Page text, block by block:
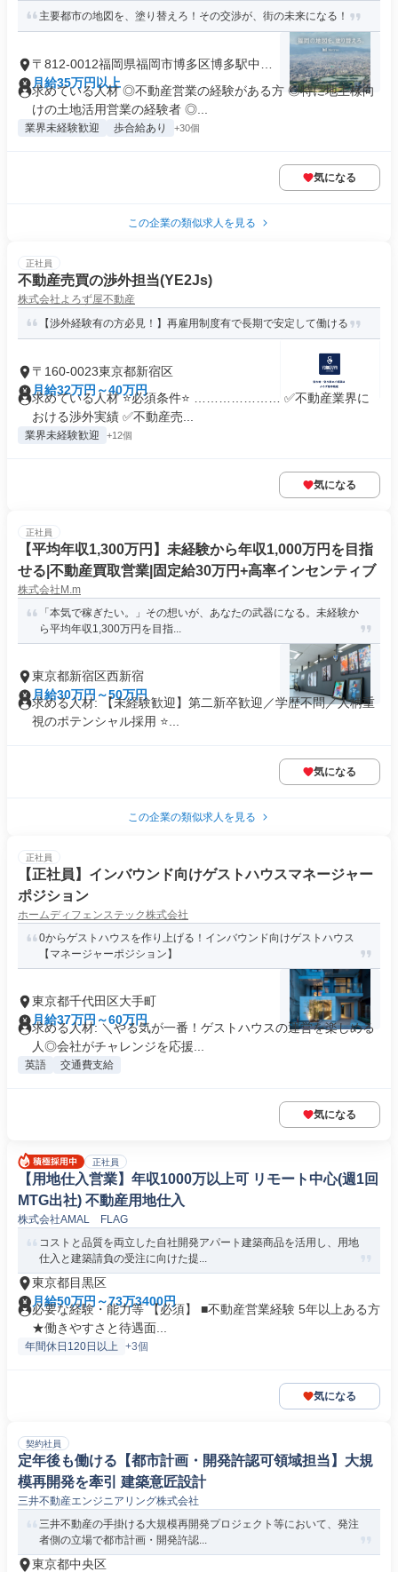
主要都市の地図を、塗り替えろ！その交渉が、街の未来になる！
〒812-0012福岡県福岡市博多区博多駅中央
街
月給35万円以上
求めている人材 ◎不動産営業の経験がある方 ◎特に地主様向
けの土地活用営業の経験者 ◎...
業界未経験歓迎 歩合給あり +30個
気になる
この企業の類似求人を見る
正社員
不動産売買の渉外担当(YE2Js)
株式会社よろず屋不動産
【渉外経験有の方必見！】再雇用制度有で長期で安定して働ける
〒160-0023東京都新宿区
月給32万円～40万円
求めている人材 ⭐必須条件⭐ ………………… ✅不動産業界に
おける渉外実績 ✅不動産売...
業界未経験歓迎 +12個
気になる
正社員
【平均年収1,300万円】未経験から年収1,000万円を目指
せる|不動産買取営業|固定給30万円+高率インセンティブ
株式会社M.m
「本気で稼ぎたい。」その想いが、あなたの武器になる。未経験か
ら平均年収1,300万円を目指...
東京都新宿区西新宿
月給30万円～50万円
求める人材: 【未経験歓迎】第二新卒歓迎／学歴不問／人柄重
視のポテンシャル採用 ⭐...
気になる
この企業の類似求人を見る
正社員
【正社員】インバウンド向けゲストハウスマネージャー
ポジション
ホームディフェンステック株式会社
0からゲストハウスを作り上げる！インバウンド向けゲストハウス
【マネージャーポジション】
東京都千代田区大手町
月給37万円～60万円
求める人材: ＼やる気が一番！ゲストハウスの運営を楽しめる
人◎会社がチャレンジを応援...
英語 交通費支給
気になる
正社員
【用地仕入営業】年収1000万以上可 リモート中心(週1回
MTG出社) 不動産用地仕入
株式会社AMAL FLAG
コストと品質を両立した自社開発アパート建築商品を活用し、用地
仕入と建築請負の受注に向けた提...
東京都目黒区
月給50万円～73万3400円
必要な経験・能力等 【必須】 ■不動産営業経験 5年以上ある方
★働きやすさと待遇面...
年間休日120日以上 +3個
気になる
契約社員
定年後も働ける【都市計画・開発許認可領域担当】大規
模再開発を牽引 建築意匠設計
三井不動産エンジニアリング株式会社
三井不動産の手掛ける大規模再開発プロジェクト等において、発注
者側の立場で都市計画・開発許認...
東京都中央区